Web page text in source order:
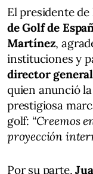
El presidente
de Golf de
Martínez,
instituciones y
director
quien anunció la
prestigiosa
golf: “Creemos
proyección
Por su parte,